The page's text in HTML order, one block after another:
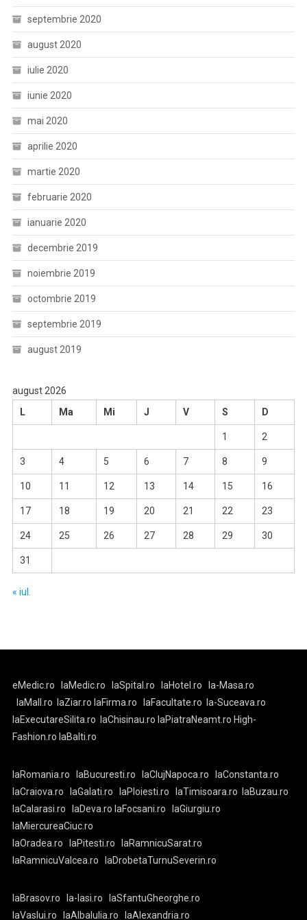
septembrie 2020
august 2020
iulie 2020
iunie 2020
mai 2020
aprilie 2020
martie 2020
februarie 2020
ianuarie 2020
decembrie 2019
noiembrie 2019
octombrie 2019
septembrie 2019
august 2019
august 2026
L
Ma Mi J V S D
1 2
3 4 5 6 7 8 9
10 11 12 13 14 15 16
17 18 19 20 21 22 23
24 25 26 27 28 29 30
31
« iul.
eMedic.ro laMedic.ro laSpital.ro laHotel.ro
la-Masa.ro
laMall.ro
laZiar.ro laFirma.ro laFacultate.ro
la-Suceava.ro
laExecutareSilita.ro
laChisinau.ro laPiatraNeamt.ro High-
Fashion.ro laBalti.ro
laRomania.ro laBucuresti.ro laClujNapoca.ro
laConstanta.ro
laCraiova.ro
laGalati.ro laPloiesti.ro laTimisoara.ro
laBuzau.ro
laCalarasi.ro
laDeva.ro laFocsani.ro
laGiurgiu.ro
laMiercureaCiuc.ro
laOradea.ro
laPitesti.ro
laRamnicuSarat.ro
laRamnicuValcea.ro
laDrobetaTurnuSeverin.ro
laBrasov.ro la-Iasi.ro
laSfantuGheorghe.ro
laVaslui.ro
laAlbaIulia.ro laAlexandria.ro